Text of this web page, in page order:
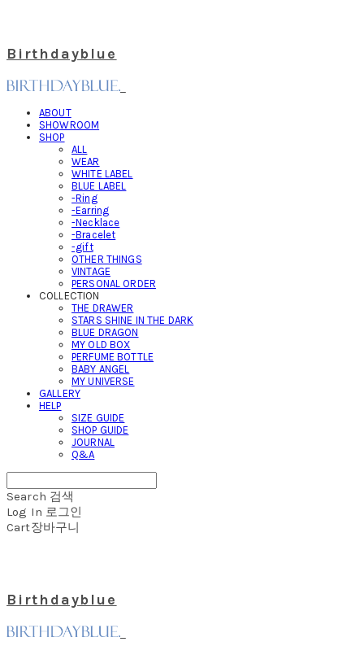
Birthdayblue
ABOUT
SHOWROOM
SHOP
ALL
WEAR
WHITE LABEL
BLUE LABEL
-Ring
-Earring
-Necklace
-Bracelet
-gift
OTHER THINGS
VINTAGE
PERSONAL ORDER
COLLECTION
THE DRAWER
STARS SHINE IN THE DARK
BLUE DRAGON
MY OLD BOX
PERFUME BOTTLE
BABY ANGEL
MY UNIVERSE
GALLERY
HELP
SIZE GUIDE
SHOP GUIDE
JOURNAL
Q&A
Search 검색
Log In 로그인
Cart장바구니
Birthdayblue